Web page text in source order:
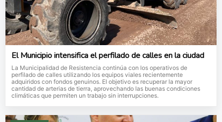
El Municipio intensifica el perfilado de calles en la ciudad
La Municipalidad de Resistencia continúa con los operativos de
perfilado de calles utilizando los equipos viales recientemente
adquiridos con fondos genuinos. El objetivo es recuperar la mayor
cantidad de arterias de tierra, aprovechando las buenas condiciones
climáticas que permiten un trabajo sin interrupciones.